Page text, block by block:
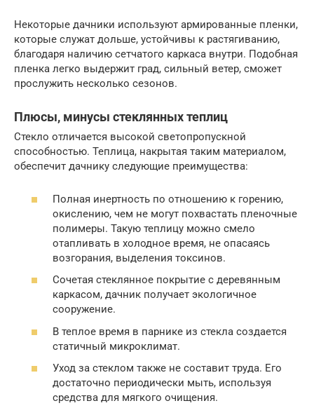
Некоторые дачники используют армированные пленки,
которые служат дольше, устойчивы к растягиванию,
благодаря наличию сетчатого каркаса внутри. Подобная
пленка легко выдержит град, сильный ветер, сможет
прослужить несколько сезонов.
Плюсы, минусы стеклянных теплиц
Стекло отличается высокой светопропускной
способностью. Теплица, накрытая таким материалом,
обеспечит дачнику следующие преимущества:
Полная инертность по отношению к горению,
окислению, чем не могут похвастать пленочные
полимеры. Такую теплицу можно смело
отапливать в холодное время, не опасаясь
возгорания, выделения токсинов.
Сочетая стеклянное покрытие с деревянным
каркасом, дачник получает экологичное
сооружение.
В теплое время в парнике из стекла создается
статичный микроклимат.
Уход за стеклом также не составит труда. Его
достаточно периодически мыть, используя
средства для мягкого очищения.